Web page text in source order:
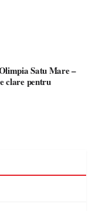
Satu Mare –
clare pentru